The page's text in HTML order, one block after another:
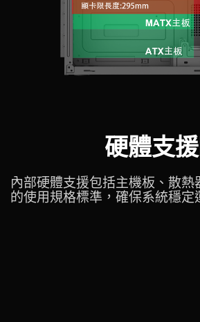
硬體支
內部硬體支援包括主機板、散
的使用規格標準，確保系統穩定